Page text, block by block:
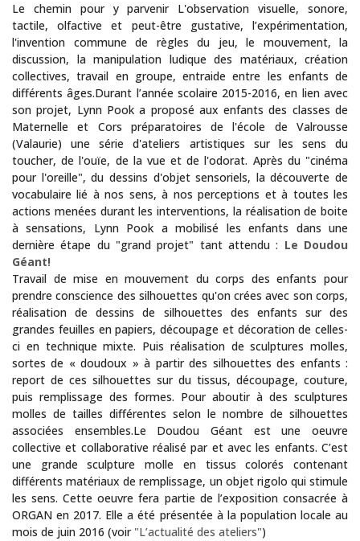
Le chemin pour y parvenir L'observation visuelle, sonore,
tactile, olfactive et peut-être gustative, l’expérimentation,
l'invention commune de règles du jeu, le mouvement, la
discussion, la manipulation ludique des matériaux, création
collectives, travail en groupe, entraide entre les enfants de
différents âges.Durant l’année scolaire 2015-2016, en lien avec
son projet, Lynn Pook a proposé aux enfants des classes de
Maternelle et Cors préparatoires de l'école de Valrousse
(Valaurie) une série d'ateliers artistiques sur les sens du
toucher, de l'ouïe, de la vue et de l'odorat. Après du "cinéma
pour l'oreille", du dessins d'objet sensoriels, la découverte de
vocabulaire lié à nos sens, à nos perceptions et à toutes les
actions menées durant les interventions, la réalisation de boite
à sensations, Lynn Pook a mobilisé les enfants dans une
dernière étape du "grand projet" tant attendu : Le Doudou
Géant!
Travail de mise en mouvement du corps des enfants pour
prendre conscience des silhouettes qu'on crées avec son corps,
réalisation de dessins de silhouettes des enfants sur des
grandes feuilles en papiers, découpage et décoration de celles-
ci en technique mixte. Puis réalisation de sculptures molles,
sortes de « doudoux » à partir des silhouettes des enfants :
report de ces silhouettes sur du tissus, découpage, couture,
puis remplissage des formes. Pour aboutir à des sculptures
molles de tailles différentes selon le nombre de silhouettes
associées ensembles.Le Doudou Géant est une oeuvre
collective et collaborative réalisé par et avec les enfants. C’est
une grande sculpture molle en tissus colorés contenant
différents matériaux de remplissage, un objet rigolo qui stimule
les sens. Cette oeuvre fera partie de l’exposition consacrée à
ORGAN en 2017. Elle a été présentée à la population locale au
mois de juin 2016 (voir "L’actualité des ateliers")